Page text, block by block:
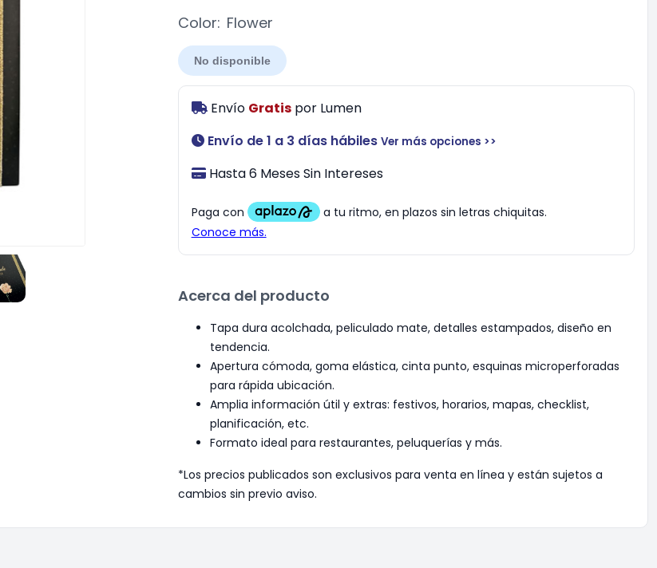
Color: Flower
No disponible
Envío Gratispor Lumen
Envío de 1 a 3 días hábiles Ver más opciones >>
Hasta 6 Meses Sin Intereses
Acerca del producto
Tapa dura acolchada, peliculado mate, detalles estampados, diseño en
tendencia.
Apertura cómoda, goma elástica, cinta punto, esquinas microperforadas
para rápida ubicación.
Amplia información útil y extras: festivos, horarios, mapas, checklist,
planificación, etc.
Formato ideal para restaurantes, peluquerías y más.
*Los precios publicados son exclusivos para venta en línea y están sujetos a
cambios sin previo aviso.